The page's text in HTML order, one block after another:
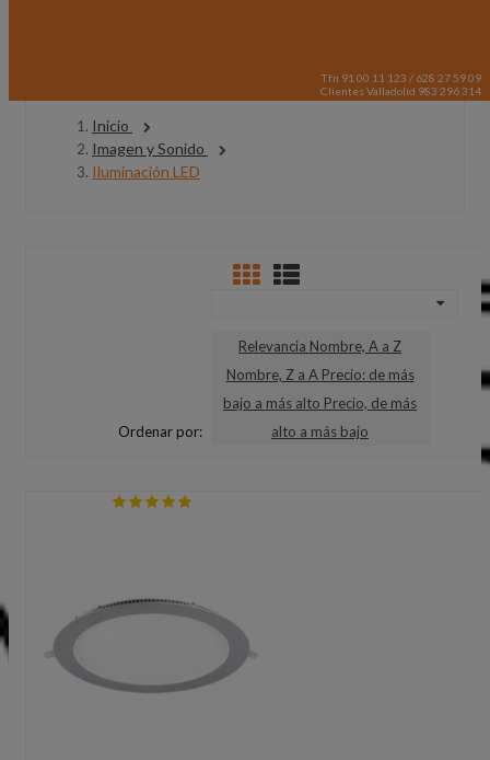
Tfn 91 00 11 123 / 628 27 59 09
Clientes Valladolid 983 296 314
Inicio
Imagen y Sonido
Iluminación LED
Ordenar por:
Relevancia Nombre, A a Z
Nombre, Z a A Precio: de más
bajo a más alto Precio, de más
alto a más bajo